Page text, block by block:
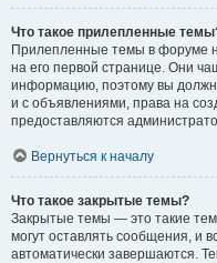
Что такое прилепленные
Прилепленные темы в форуме
на его первой странице. Они
информацию, поэтому вы
и с объявлениями, права на
предоставляются
Вернуться к началу
Что такое закрытые темы?
Закрытые темы — это такие
могут оставлять сообщения, и
автоматически завершаются.